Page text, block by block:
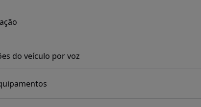
do veículo por voz